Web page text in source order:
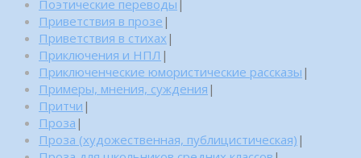
Поэтические переводы |
Приветствия в прозе |
Приветствия в стихах |
Приключения и НПЛ |
Приключенческие юмористические рассказы |
Примеры, мнения, суждения |
Притчи |
Проза |
Проза (художественная, публицистическая) |